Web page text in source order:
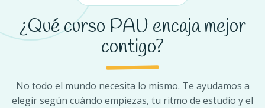
¿Qué curso PAU encaja mejor
contigo?
No todo el mundo necesita lo mismo. Te ayudamos a
elegir según cuándo empiezas, tu ritmo de estudio y el